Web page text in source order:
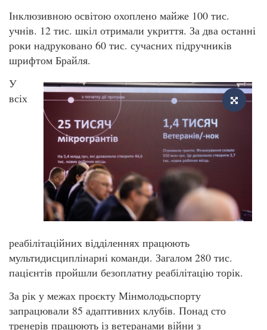
Інклюзивною освітою охоплено майже 100 тис.
учнів. 12 тис. шкіл отримали укриття. За два останні
роки надруковано 60 тис. сучасних підручників
шрифтом Брайля.
У
всіх
реабілітаційних відділеннях працюють
мультидисциплінарні команди. Загалом 280 тис.
пацієнтів пройшли безоплатну реабілітацію торік.
За рік у межах проєкту Мінмолодьспорту
запрацювали 85 адаптивних клубів. Понад сто
тренерів працюють із ветеранами війни з